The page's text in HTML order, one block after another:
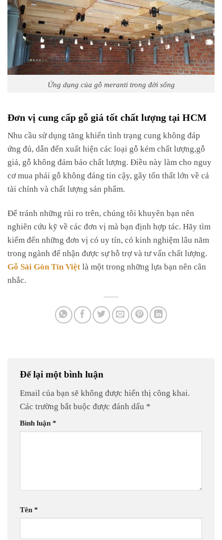
Ứng dụng của gỗ meranti trong đời sống
Đơn vị cung cấp gỗ giá tốt chất lượng tại HCM
Nhu cầu sử dụng tăng khiến tình trạng cung không đáp
ứng đủ, dẫn đến xuất hiện các loại gỗ kém chất lượng,gỗ
giả, gỗ không đảm bảo chất lượng. Điều này làm cho nguy
cơ mua phải gỗ không đáng tin cậy, gây tổn thất lớn về cả
tài chính và chất lượng sản phẩm.
Để tránh những rủi ro trên, chúng tôi khuyên bạn nên
nghiên cứu kỹ về các đơn vị mà bạn định hợp tác. Hãy tìm
kiếm đến những đơn vị có uy tín, có kinh nghiệm lâu năm
trong ngành để nhận được sự hỗ trợ và tư vấn chất lượng.
Gỗ Sài Gòn Tín Việt là một trong những lựa bạn nên cân
nhắc.
Để lại một bình luận
Email của bạn sẽ không được hiển thị công khai.
Các trường bắt buộc được đánh dấu *
Bình luận *
Tên *